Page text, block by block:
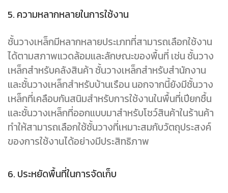
5. ความหลากหลายในการใช้งาน
ชั้นวางเหล็กมีหลากหลายประเภทที่สามารถเลือกใช้งาน
ได้ตามสภาพแวดล้อมและลักษณะของพื้นที่ เช่น ชั้นวาง
เหล็กสำหรับคลังสินค้า ชั้นวางเหล็กสำหรับสำนักงาน
และชั้นวางเหล็กสำหรับบ้านเรือน นอกจากนี้ยังมีชั้นวาง
เหล็กที่เคลือบกันสนิมสำหรับการใช้งานในพื้นที่เปียกชื้น
และชั้นวางเหล็กที่ออกแบบมาสำหรับโชว์สินค้าในร้านค้า
ทำให้สามารถเลือกใช้ชั้นวางที่เหมาะสมกับวัตถุประสงค์
ของการใช้งานได้อย่างมีประสิทธิภาพ
6. ประหยัดพื้นที่ในการจัดเก็บ